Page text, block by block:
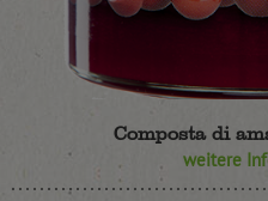
Composta di
weitere